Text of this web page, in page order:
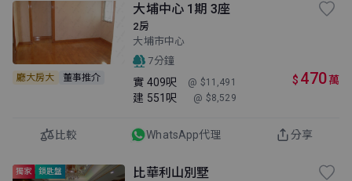
廳大房大 董事推介
大埔中心 1期 3座
2房
大埔市中心
7分鐘
實 409呎 @ $11,491
建 551呎 @ $8,529
$ 470萬
比較 WhatsApp代理 分享
獨家 鎖匙盤 比華利山別墅